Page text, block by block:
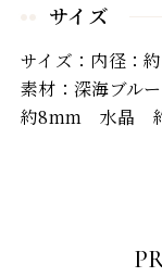
サイズ
サイズ：内径：
素材：深海ブル
約8mm 水晶